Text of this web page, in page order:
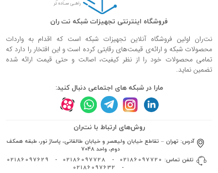
فروشگاه اینترنتی تجهیزات شبکه نت ران
نت‌ران اولین فروشگاه آنلاین تجهیزات شبکه است که اقدام به واردات
محصولات شبکه و ارائه‌ی قیمت‌های رقابتی کرده است و این افتخار را دارد که
تمامی محصولات خود را از نظر کیفیت، اصالت و حتی قیمت ارائه شده
تضمین نماید.
مارا در شبکه های اجتماعی دنبال کنید:
روش‌های ارتباط با نت‌ران
آدرس: تهران – تقاطع خیابان ولیعصر و خیابان طالقانی، پاساژ نور، طبقه همکف
دوم، واحد 7048
تلفن تماس: 02186097720
-
02186097728
-
02186097629
-
02186097632